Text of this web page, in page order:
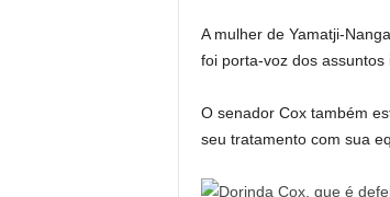
A mulher de Yamatji-
foi porta-voz dos assuntos
O senador Cox também
seu tratamento com sua